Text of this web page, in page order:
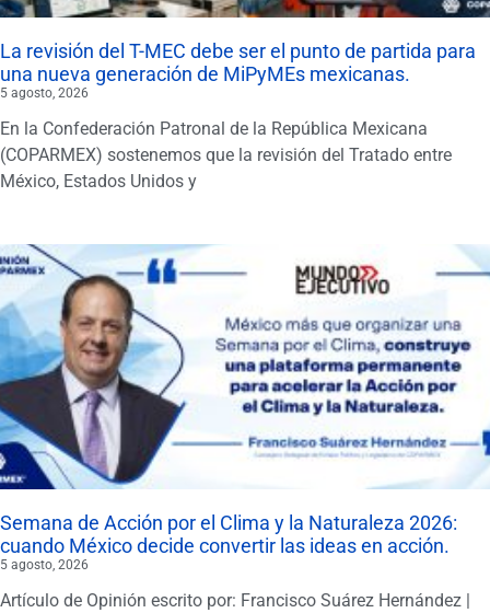
La revisión del T-MEC debe ser el punto de partida para
una nueva generación de MiPyMEs mexicanas.
5 agosto, 2026
En la Confederación Patronal de la República Mexicana
(COPARMEX) sostenemos que la revisión del Tratado entre
México, Estados Unidos y
Semana de Acción por el Clima y la Naturaleza 2026:
cuando México decide convertir las ideas en acción.
5 agosto, 2026
Artículo de Opinión escrito por: Francisco Suárez Hernández |